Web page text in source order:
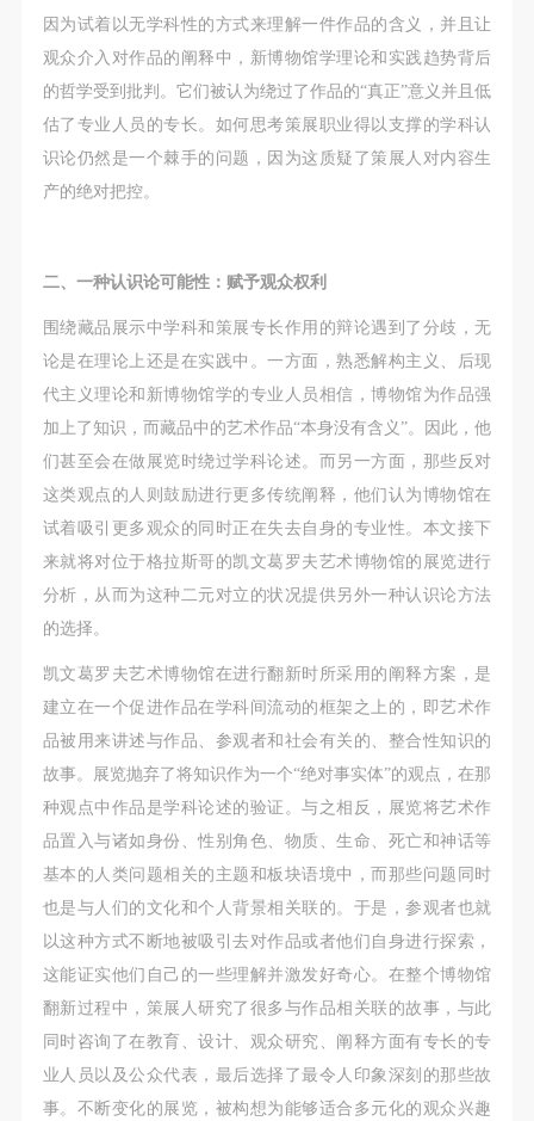
因为试着以无学科性的方式来理解一件作品的含义，并且让
观众介入对作品的阐释中，新博物馆学理论和实践趋势背后
的哲学受到批判。它们被认为绕过了作品的“真正”意义并且低
估了专业人员的专长。如何思考策展职业得以支撑的学科认
识论仍然是一个棘手的问题，因为这质疑了策展人对内容生
产的绝对把控。
二、一种认识论可能性：赋予观众权利
围绕藏品展示中学科和策展专长作用的辩论遇到了分歧，无
论是在理论上还是在实践中。一方面，熟悉解构主义、后现
代主义理论和新博物馆学的专业人员相信，博物馆为作品强
加上了知识，而藏品中的艺术作品“本身没有含义”。因此，他
们甚至会在做展览时绕过学科论述。而另一方面，那些反对
这类观点的人则鼓励进行更多传统阐释，他们认为博物馆在
试着吸引更多观众的同时正在失去自身的专业性。本文接下
来就将对位于格拉斯哥的凯文葛罗夫艺术博物馆的展览进行
分析，从而为这种二元对立的状况提供另外一种认识论方法
的选择。
凯文葛罗夫艺术博物馆在进行翻新时所采用的阐释方案，是
建立在一个促进作品在学科间流动的框架之上的，即艺术作
品被用来讲述与作品、参观者和社会有关的、整合性知识的
故事。展览抛弃了将知识作为一个“绝对事实体”的观点，在那
种观点中作品是学科论述的验证。与之相反，展览将艺术作
品置入与诸如身份、性别角色、物质、生命、死亡和神话等
基本的人类问题相关的主题和板块语境中，而那些问题同时
也是与人们的文化和个人背景相关联的。于是，参观者也就
以这种方式不断地被吸引去对作品或者他们自身进行探索，
这能证实他们自己的一些理解并激发好奇心。在整个博物馆
翻新过程中，策展人研究了很多与作品相关联的故事，与此
同时咨询了在教育、设计、观众研究、阐释方面有专长的专
业人员以及公众代表，最后选择了最令人印象深刻的那些故
事。不断变化的展览，被构想为能够适合多元化的观众兴趣